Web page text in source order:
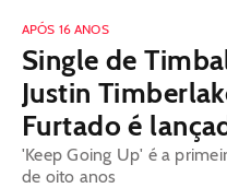
APÓS 16 ANOS
Single de
Justin
Furtado é
'Keep Going Up' é a
de oito anos